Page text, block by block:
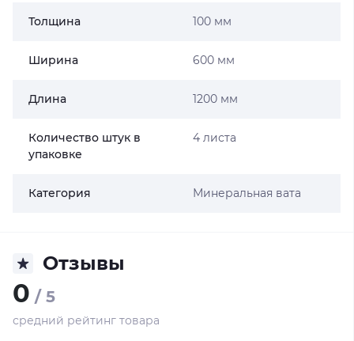
Толщина 100 мм
Ширина 600 мм
Длина 1200 мм
Количество штук в
упаковке
4 листа
Категория Минеральная вата
Отзывы
0 / 5
средний рейтинг товара